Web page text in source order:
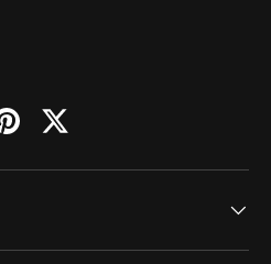
PinterestTwitter